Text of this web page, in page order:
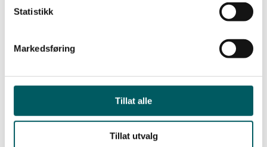
Statistikk
Markedsføring
Tillat alle
Tillat utvalg